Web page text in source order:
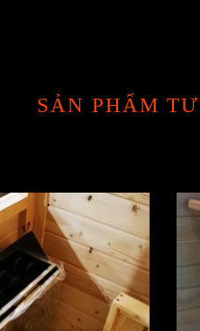
SẢN PHẨM